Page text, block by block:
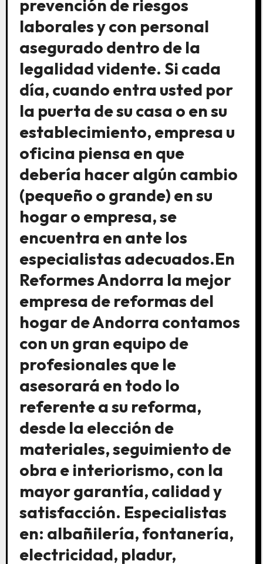
prevención de riesgos
laborales y con personal
asegurado dentro de la
legalidad vidente. Si cada
día, cuando entra usted por
la puerta de su casa o en su
establecimiento, empresa u
oficina piensa en que
debería hacer algún cambio
(pequeño o grande) en su
hogar o empresa, se
encuentra en ante los
especialistas adecuados.En
Reformes Andorra la mejor
empresa de reformas del
hogar de Andorra contamos
con un gran equipo de
profesionales que le
asesorará en todo lo
referente a su reforma,
desde la elección de
materiales, seguimiento de
obra e interiorismo, con la
mayor garantía, calidad y
satisfacción. Especialistas
en: albañilería, fontanería,
electricidad, pladur,